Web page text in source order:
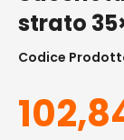
strato
Codice